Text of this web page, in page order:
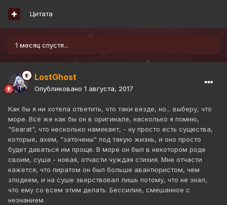
Цитата
1 месяц спустя...
LostGhost
Опубликовано 1 августа, 2017
Как бы я ни хотела ответить, что таки везде, но... выберу, что
море. Всё же как бы он в оригинале, насколько я помню,
"Searat", что несколько намекает, - ну просто есть существа,
которые, ахем, "заточены" под такую жизнь, и оно просто
будет даваться им проще. В море он был в некотором роде
своим, суша - новая, отчасти чуждая стихия. Мне отчасти
кажется, что пиратом он был больше авантюристом, чем
злодеем, и на суше зверствовал лишь потому, что не знал,
что ему со всем этим делать. Бессилие, смешанное с
незнанием.